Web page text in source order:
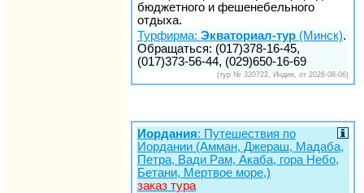
бюджетного и фешенебельного
отдыха.
Турфирма: Экваториал-тур (Минск).
Обращаться: (017)378-16-45,
(017)373-56-44, (029)650-16-69
(тур № 320722, Индия, от 2026-08-06)
Иордания: Путешествия по
Иордании (Амман, Джераш, Мадаба,
Петра, Вади Рам, Акаба, гора Небо,
Бетани, Мертвое море,)
заказ тура